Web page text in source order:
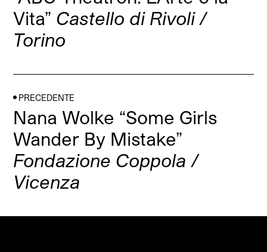
Vita” Castello di Rivoli /
Torino
PRECEDENTE
Nana Wolke “Some Girls
Wander By Mistake”
Fondazione Coppola /
Vicenza